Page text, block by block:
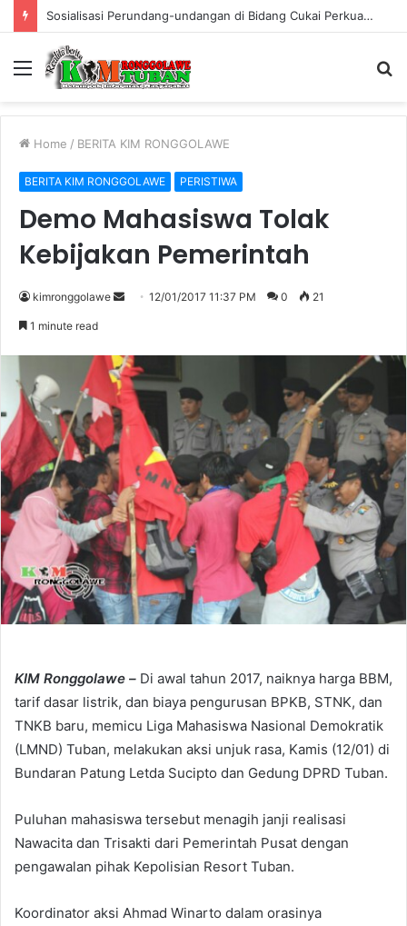
Sosialisasi Perundang-undangan di Bidang Cukai Perkuat Komitmen Berantas Rokok Ilegal di Kabupaten Tuban
Menu
Home / BERITA KIM RONGGOLAWE
BERITA KIM RONGGOLAWE PERISTIWA
Demo Mahasiswa Tolak
Kebijakan Pemerintah
kimronggolawe
d
a
n
e
i
l
12/01/2017 11:37 PM 0 21
1 minute read
KIM Ronggolawe – Di awal tahun 2017, naiknya harga BBM,
tarif dasar listrik, dan biaya pengurusan BPKB, STNK, dan
TNKB baru, memicu Liga Mahasiswa Nasional Demokratik
(LMND) Tuban, melakukan aksi unjuk rasa, Kamis (12/01) di
Bundaran Patung Letda Sucipto dan Gedung DPRD Tuban.
Puluhan mahasiswa tersebut menagih janji realisasi
Nawacita dan Trisakti dari Pemerintah Pusat dengan
pengawalan pihak Kepolisian Resort Tuban.
Koordinator aksi Ahmad Winarto dalam orasinya